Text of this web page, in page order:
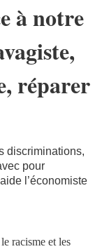
à notre
réparer
discriminations,
pour
l’économiste
racisme et les